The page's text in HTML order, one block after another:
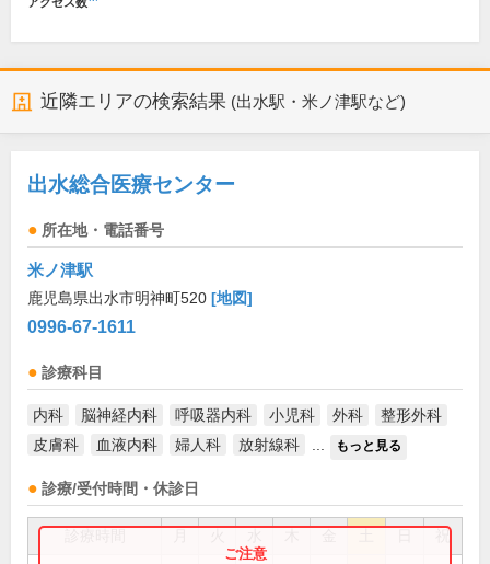
近隣エリアの検索結果 (出水駅・米ノ津駅など)
出水総合医療センター
所在地・電話番号
米ノ津駅
鹿児島県出水市明神町520 [地図]
0996-67-1611
診療科目
内科 脳神経内科 呼吸器内科 小児科 外科
整形外科
皮膚科
血液内科 婦人科 放射線科 もっと見る
診療/受付時間・休診日
祝